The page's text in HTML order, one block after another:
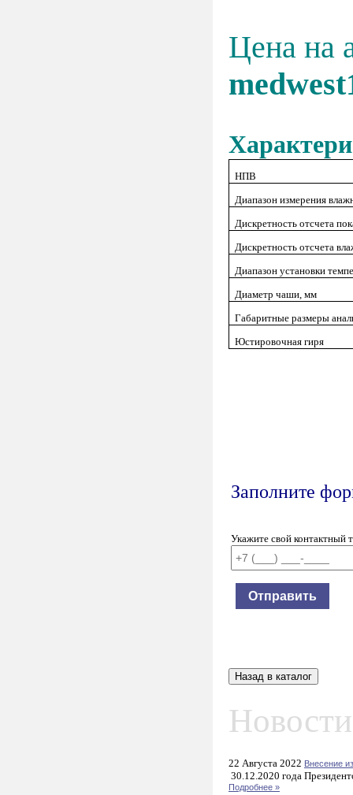
Цена на
НПВ
Диапазон измерения
Дискретность отсчета
Дискретность отсчета
Диапазон установки
Диаметр чаши, мм
Габаритные размеры
Юстировочная гиря
Заполните
Укажите свой контактный
22 Августа 2022 Внесение
30.12.2020 года
Подробнее »